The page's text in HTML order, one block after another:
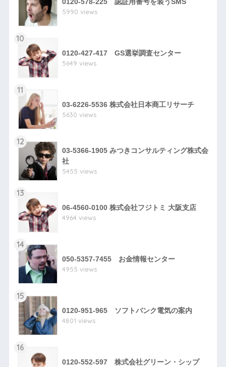
5990 views
10
0120-427-417 GS選挙調査センター
5649 views
11
03-6226-5536 株式会社日本商工リサーチ
5630 views
12
03-5366-1905 みつきコンサルティング株式会
社
5455 views
13
06-4560-0100 株式会社フジトミ 大阪支店
4964 views
14
050-5357-7455 お金情報センター
4955 views
15
0120-951-965 ソフトバンク電気の案内
4801 views
16
0120-552-597 株式会社グリーン・シップ